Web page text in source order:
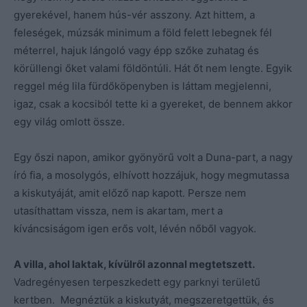
gyerekével, hanem hús-vér asszony. Azt hittem, a
feleségek, múzsák minimum a föld felett lebegnek fél
méterrel, hajuk lángoló vagy épp szőke zuhatag és
körüllengi őket valami földöntúli. Hát őt nem lengte. Egyik
reggel még lila fürdőköpenyben is láttam megjelenni,
igaz, csak a kocsiból tette ki a gyereket, de bennem akkor
egy világ omlott össze.
Egy őszi napon, amikor gyönyörű volt a Duna-part, a nagy
író fia, a mosolygós, elhívott hozzájuk, hogy megmutassa
a kiskutyáját, amit előző nap kapott. Persze nem
utasíthattam vissza, nem is akartam, mert a
kíváncsiságom igen erős volt, lévén nőből vagyok.
A villa, ahol laktak, kívülről azonnal megtetszett.
Vadregényesen terpeszkedett egy parknyi területű
kertben. Megnéztük a kiskutyát, megszeretgettük, és